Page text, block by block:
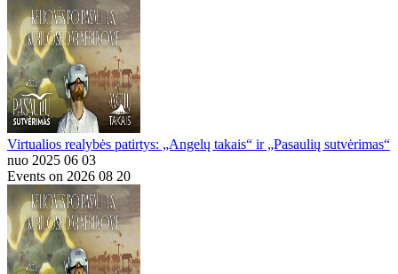
Virtualios realybės patirtys: „Angelų takais“ ir „Pasaulių sutvėrimas“
nuo 2025 06 03
Events on 2026 08 20